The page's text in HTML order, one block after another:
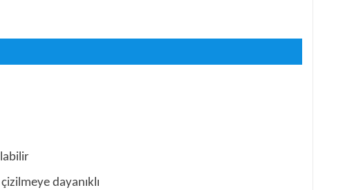
dayanıklı